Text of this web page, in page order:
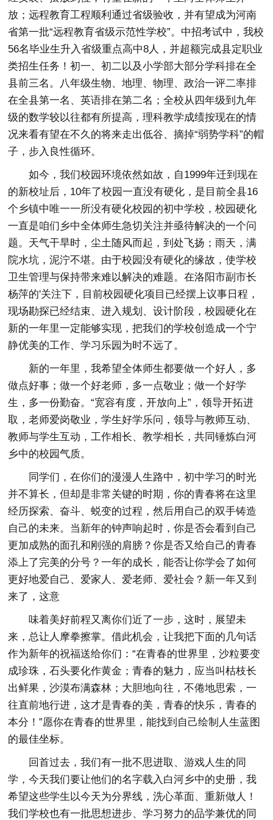
放；远程教育工程顺利通过省级验收，并有望成为河南
省第一批“远程教育省级示范性学校”。中招考试中，我校
56名毕业生升入省级重点高中8人，并超额完成县定职业
类招生任务！初一、初二以及小学部大部分学科排在全
县前三名。八年级生物、地理、物理、政治一评二率排
在全县第一名、英语排在第二名；全校从四年级到九年
级的数学较以往都有所提高，理科教学成绩按现在的情
况来看有望在不久的将来走出低谷、摘掉“弱势学科”的帽
子，步入良性循环。
如今，我们校园环境依然如故，自1999年迁到现在
的新校址后，10年了校园一直没有硬化，是目前全县16
个乡镇中唯一一所没有硬化校园的初中学校，校园硬化
一直是咱们乡中全体师生急切关注并亟待解决的一个问
题。天气干旱时，尘土随风而起，到处飞扬；雨天，满
院水坑，泥泞不堪。由于校园没有硬化的缘故，使学校
卫生管理与保持带来难以解决的难题。在洛阳市副市长
杨萍的'关注下，目前校园硬化项目已经摆上议事日程，
现场勘探已经结束、进入规划、设计阶段，校园硬化在
新的一年里一定能够实现，把我们的学校创造成一个宁
静优美的工作、学习乐园为时不远了。
新的一年里，我希望全体师生都要做一个好人，多
做点好事；做一个好老师，多一点敬业；做一个好学
生，多一份勤奋。“宽容有度，开放向上”，领导开拓进
取，老师爱岗敬业，学生好学乐问，领导与教师互动、
教师与学生互动，工作相长、教学相长，共同锤炼白河
乡中的校园气质。
同学们，在你们的漫漫人生路中，初中学习的时光
并不算长，但却是非常关键的时期，你的青春将在这里
经历探索、奋斗、蜕变的过程，然后用自己的双手铸造
自己的未来。当新年的钟声响起时，你是否会看到自己
更加成熟的面孔和刚强的肩膀？你是否又给自己的青春
添上了完美的分号？一年的成长，能否让你学会了如何
更好地爱自己、爱家人、爱老师、爱社会？新一年又到
来了，这意
味着美好前程又离你们近了一步，这时，展望未
来，总让人摩拳擦掌。借此机会，让我把下面的几句话
作为新年的祝福送给你们：“在青春的世界里，沙粒要变
成珍珠，石头要化作黄金；青春的魅力，应当叫枯枝长
出鲜果，沙漠布满森林；大胆地向往，不倦地思索，一
往直前地行进，这才是青春的美，青春的快乐，青春的
本分！”愿你在青春的世界里，能找到自己绘制人生蓝图
的最佳坐标。
回首过去，我们有一批不思进取、游戏人生的同
学，今天我们要让他们的名字载入白河乡中的史册，我
希望这些学生以今天为分界线，洗心革面、重新做人！
我们学校也有一批思想进步、学习努力的品学兼优的同